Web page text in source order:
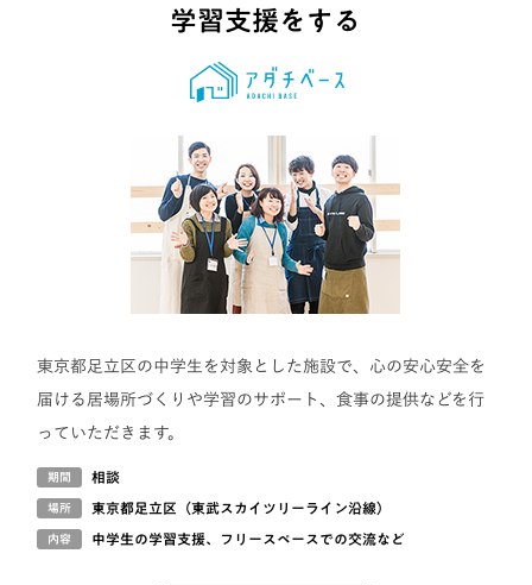
学習支援をする
東京都足立区の中学生を対象とした施設で、心の安心安全を
届ける居場所づくりや学習のサポート、食事の提供などを行
っていただきます。
期間 相談
場所 東京都足立区（東武スカイツリーライン沿線）
内容 中学生の学習支援、フリースペースでの交流など